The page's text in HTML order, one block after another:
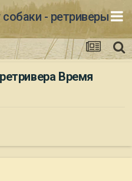
- ретриверы
Время